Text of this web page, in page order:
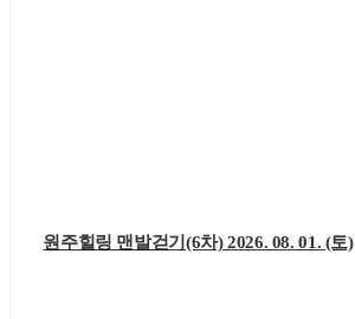
원주힐링 맨발걷기(6차) 2026. 08. 01. (토)